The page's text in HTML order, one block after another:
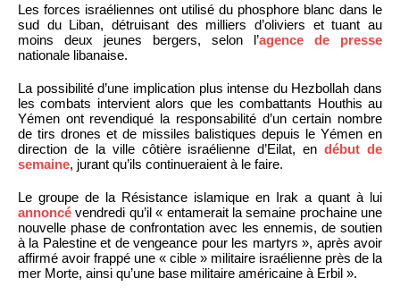
Les forces israéliennes ont utilisé du phosphore blanc dans le
sud du Liban, détruisant des milliers d’oliviers et tuant au
moins deux jeunes bergers, selon l’agence de presse
nationale libanaise.
La possibilité d’une implication plus intense du Hezbollah dans
les combats intervient alors que les combattants Houthis au
Yémen ont revendiqué la responsabilité d’un certain nombre
de tirs drones et de missiles balistiques depuis le Yémen en
direction de la ville côtière israélienne d’Eilat, endébut de
semaine, jurant qu’ils continueraient à le faire.
Le groupe de la Résistance islamique en Irak a quant à lui
annoncé vendredi qu’il « entamerait la semaine prochaine une
nouvelle phase de confrontation avec les ennemis, de soutien
à la Palestine et de vengeance pour les martyrs », après avoir
affirmé avoir frappé une « cible » militaire israélienne près de la
mer Morte, ainsi qu’une base militaire américaine à Erbil ».